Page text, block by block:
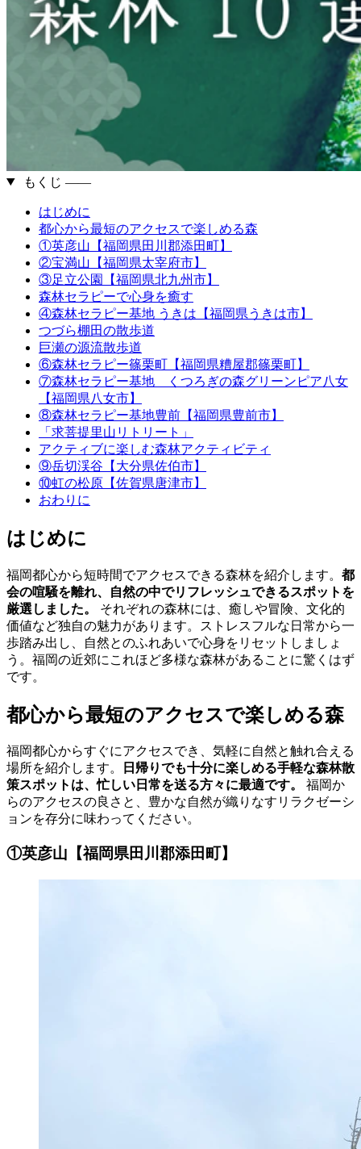
もくじ ――
はじめに
都心から最短のアクセスで楽しめる森
①英彦山【福岡県田川郡添田町】
②宝満山【福岡県太宰府市】
③足立公園【福岡県北九州市】
森林セラピーで心身を癒す
④森林セラピー基地 うきは【福岡県うきは市】
つづら棚田の散歩道
巨瀬の源流散歩道
⑥森林セラピー篠栗町【福岡県糟屋郡篠栗町】
⑦森林セラピー基地 くつろぎの森グリーンピア八女
【福岡県八女市】
⑧森林セラピー基地豊前【福岡県豊前市】
「求菩提里山リトリート」
アクティブに楽しむ森林アクティビティ
⑨岳切渓谷【大分県佐伯市】
⑩虹の松原【佐賀県唐津市】
おわりに
はじめに
福岡都心から短時間でアクセスできる森林を紹介します。 都
会の喧騒を離れ、自然の中でリフレッシュできるスポットを
厳選しました。
それぞれの森林には、癒しや冒険、文化的
価値など独自の魅力があります。ストレスフルな日常から一
歩踏み出し、自然とのふれあいで心身をリセットしましょ
う。福岡の近郊にこれほど多様な森林があることに驚くはず
です。
都心から最短のアクセスで楽しめる森
福岡都心からすぐにアクセスでき、気軽に自然と触れ合える
場所を紹介します。
日帰りでも十分に楽しめる手軽な森林散
策スポットは、忙しい日常を送る方々に最適です。
福岡か
らのアクセスの良さと、豊かな自然が織りなすリラクゼーシ
ョンを存分に味わってください。
①英彦山【福岡県田川郡添田町】